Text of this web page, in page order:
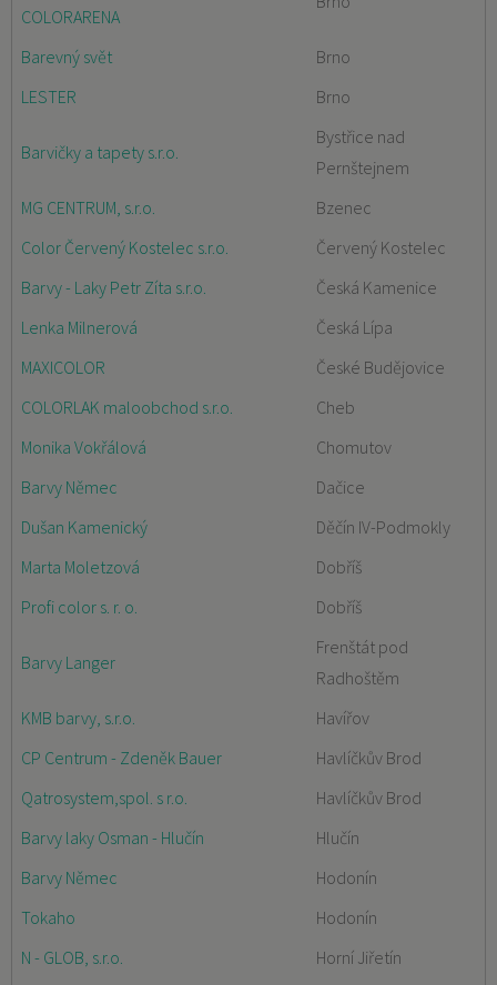
COLORARENA
Barevný svět
Brno
LESTER
Brno
Barvičky a tapety s.r.o.
Bystřice nad
Pernštejnem
MG CENTRUM, s.r.o.
Bzenec
Color Červený Kostelec s.r.o.
Červený Kostelec
Barvy - Laky Petr Zíta s.r.o.
Česká Kamenice
Lenka Milnerová
Česká Lípa
MAXICOLOR
České Budějovice
COLORLAK maloobchod s.r.o.
Cheb
Monika Vokřálová
Chomutov
Barvy Němec
Dačice
Dušan Kamenický
Děčín IV-Podmokly
Marta Moletzová
Dobříš
Profi color s. r. o.
Dobříš
Barvy Langer
Frenštát pod
Radhoštěm
KMB barvy, s.r.o.
Havířov
CP Centrum - Zdeněk Bauer
Havlíčkův Brod
Qatrosystem,spol. s r.o.
Havlíčkův Brod
Barvy laky Osman - Hlučín
Hlučín
Barvy Němec
Hodonín
Tokaho
Hodonín
N - GLOB, s.r.o.
Horní Jiřetín